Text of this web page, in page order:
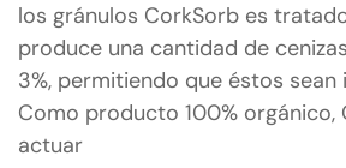
los gránulos CorkSorb es
produce una cantidad de
3%, permitiendo que éstos sean
Como producto 100% orgánico,
actuar